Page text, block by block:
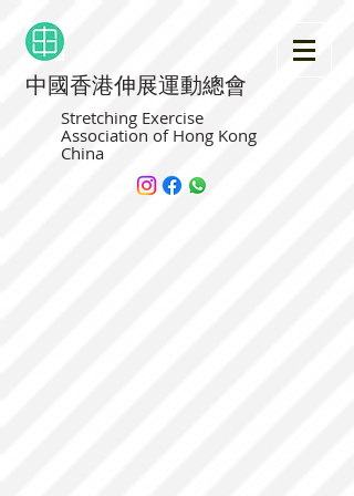
中國香港伸展運動總會
Stretching Exercise
Association of Hong Kong
China